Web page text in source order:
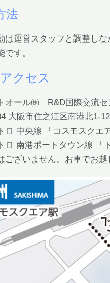
法
は運営スタッフと調整し
です。
クセス
オール㈱ R&D国際交流
大阪市住之江区南港北1-
ロ 中央線 「コスモスクエ
ロ 南港ポートタウン線
ざいません。お車でお越